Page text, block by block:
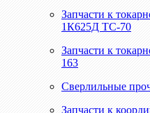
Запчасти к
1К625Д ТС-70
Запчасти к
163
Сверлильные
Запчасти к